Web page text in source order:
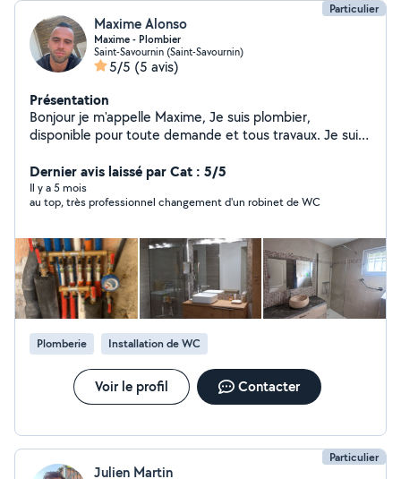
Particulier
Maxime Alonso
Maxime - Plombier
Saint-Savournin (Saint-Savournin)
5/5 (5 avis)
Présentation
Bonjour je m'appelle Maxime, Je suis plombier,
disponible pour toute demande et tous travaux. Je suis
j'exerce depuis plusieurs années. N'hésiter pas à me
contacter !
Dernier avis laissé par Cat : 5/5
Il y a 5 mois
au top, très professionnel changement d'un robinet de WC
Plomberie Installation de WC
Voir le profil Contacter
Particulier
Julien Martin